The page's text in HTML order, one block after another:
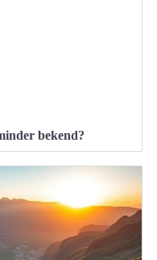
bekend?